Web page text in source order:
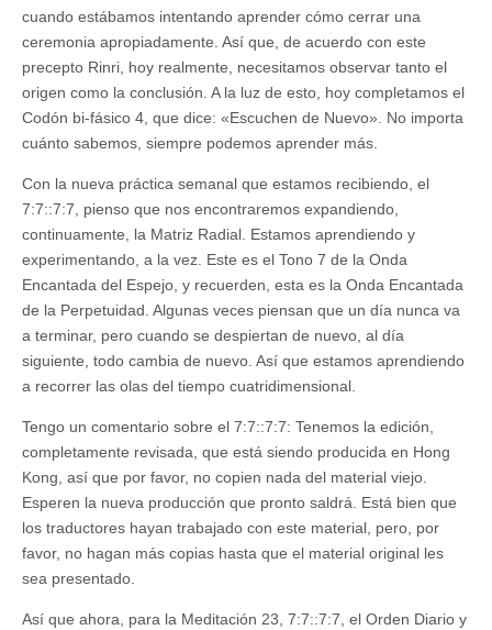
cuando estábamos intentando aprender cómo cerrar una
ceremonia apropiadamente. Así que, de acuerdo con este
precepto Rinri, hoy realmente, necesitamos observar tanto el
origen como la conclusión. A la luz de esto, hoy completamos el
Codón bi-fásico 4, que dice: «Escuchen de Nuevo». No importa
cuánto sabemos, siempre podemos aprender más.
Con la nueva práctica semanal que estamos recibiendo, el
7:7::7:7, pienso que nos encontraremos expandiendo,
continuamente, la Matriz Radial. Estamos aprendiendo y
experimentando, a la vez. Este es el Tono 7 de la Onda
Encantada del Espejo, y recuerden, esta es la Onda Encantada
de la Perpetuidad. Algunas veces piensan que un día nunca va
a terminar, pero cuando se despiertan de nuevo, al día
siguiente, todo cambia de nuevo. Así que estamos aprendiendo
a recorrer las olas del tiempo cuatridimensional.
Tengo un comentario sobre el 7:7::7:7: Tenemos la edición,
completamente revisada, que está siendo producida en Hong
Kong, así que por favor, no copien nada del material viejo.
Esperen la nueva producción que pronto saldrá. Está bien que
los traductores hayan trabajado con este material, pero, por
favor, no hagan más copias hasta que el material original les
sea presentado.
Así que ahora, para la Meditación 23, 7:7::7:7, el Orden Diario y